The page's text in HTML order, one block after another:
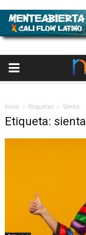
Inicio Etiquetas Sienta
Etiqueta: sienta